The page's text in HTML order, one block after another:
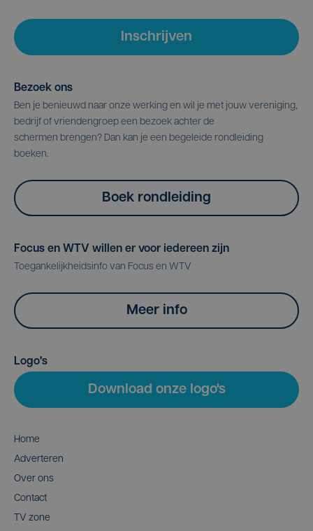
Inschrijven
Bezoek ons
Ben je benieuwd naar onze werking en wil je met jouw vereniging,
bedrijf of vriendengroep een bezoek achter de
schermen brengen? Dan kan je een begeleide rondleiding
boeken.
Boek rondleiding
Focus en WTV willen er voor iedereen zijn
Toegankelijkheidsinfo van Focus en WTV
Meer info
Logo's
Download onze logo's
Home
Adverteren
Over ons
Contact
TV zone